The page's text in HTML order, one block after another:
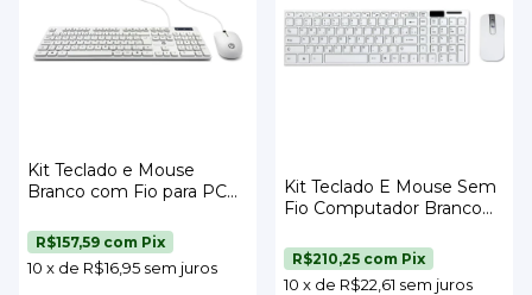
Kit Teclado e Mouse
Branco com Fio para PC
10 x de R$16,95 sem juros
R$157,59 com Pix
Kit Teclado E Mouse Sem
Fio Computador Branco
10 x de R$22,61 sem juros
R$210,25 com Pix